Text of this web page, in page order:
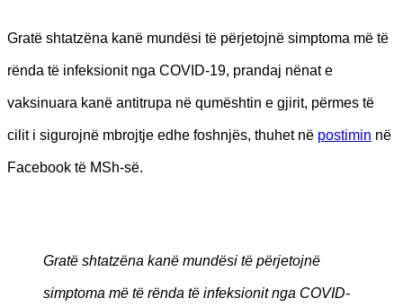
Gratë shtatzëna kanë mundësi të përjetojnë simptoma më të
rënda të infeksionit nga COVID-19, prandaj nënat e
vaksinuara kanë antitrupa në qumështin e gjirit, përmes të
cilit i sigurojnë mbrojtje edhe foshnjës, thuhet në postimin në
Facebook të MSh-së.
Gratë shtatzëna kanë mundësi të përjetojnë
simptoma më të rënda të infeksionit nga COVID-